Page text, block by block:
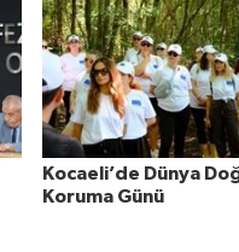
Kocaeli’de Dünya
Koruma Günü